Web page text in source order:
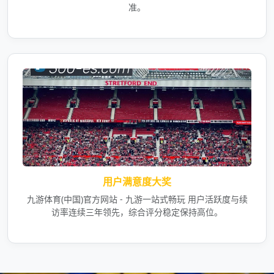
准。
用户满意度大奖
九游体育(中国)官方网站 - 九游一站式畅玩 用户活跃度与续
访率连续三年领先，综合评分稳定保持高位。